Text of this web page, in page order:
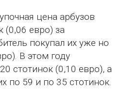
цена арбузов
(0,06 евро) за
покупал их уже но
В этом году
стотинок (0,10 евро), а
по 59 и по 35 стотинок.